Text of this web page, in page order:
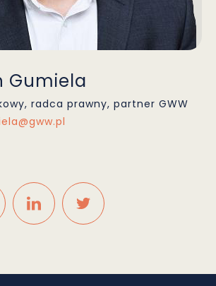
Gumiela
radca prawny, partner GWW